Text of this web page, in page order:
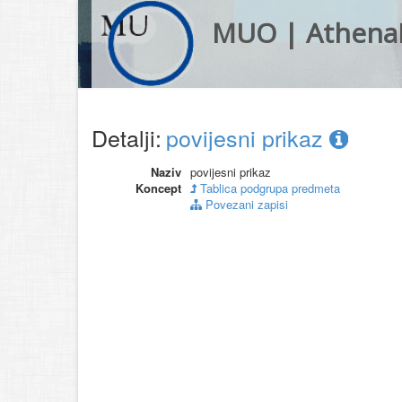
MUO |
Detalji: povijesni prikaz
Naziv povijesni prikaz
Koncept
Tablica podgrupa predmeta
Povezani zapisi